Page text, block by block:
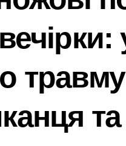
порятунок:
закладу до
з Київщини спіймали на
млн набоїв та 2500
системы